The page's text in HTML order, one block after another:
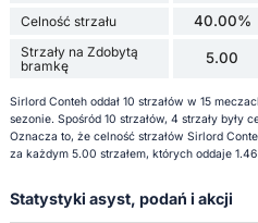
Celność strzału 40.00%
Strzały na Zdobytą
bramkę
5.00
Sirlord Conteh oddał 10 strzałów w 15
sezonie. Spośród 10 strzałów, 4 strzały były
Oznacza to, że celność strzałów Sirlord
za każdym 5.00 strzałem, których oddaje
Statystyki asyst, podań i akcji